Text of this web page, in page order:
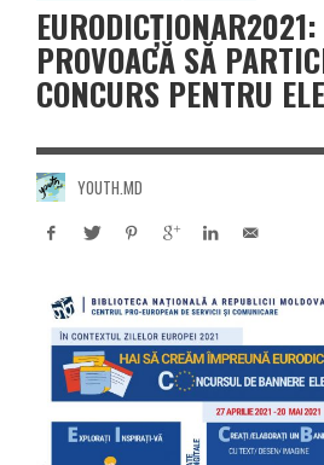
PROVOACĂ SĂ
CONCURS PENTRU
YOUTH.MD